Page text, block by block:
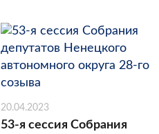
20.04.2023
53-я сессия Собрания